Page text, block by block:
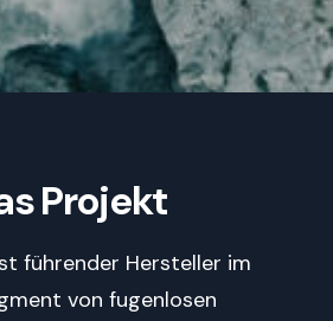
Projekt
führender Hersteller im
von fugenlosen